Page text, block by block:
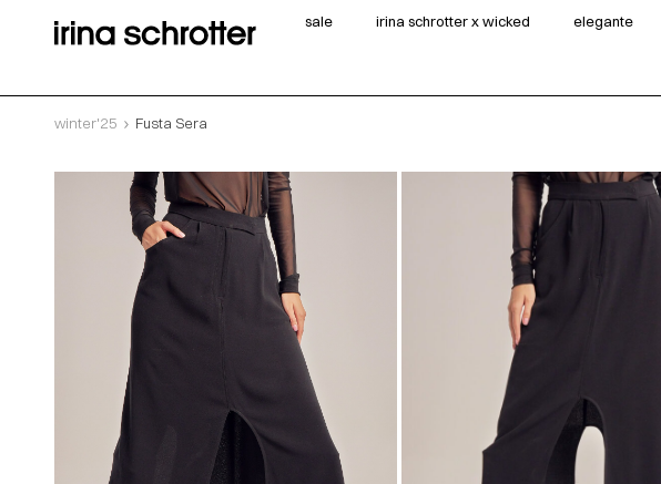
sale irina schrotter x wicked elegante
winter'25 Fusta Sera